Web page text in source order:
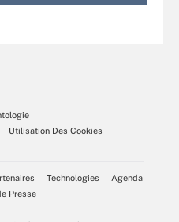
Utilisation Des Cookies
Technologies
Agenda
Presse